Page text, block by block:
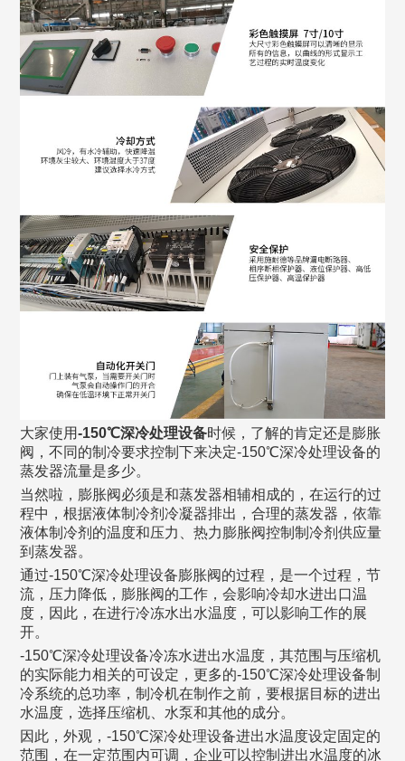
大家使用-150℃深冷处理设备时候，了解的肯定还是膨胀
阀，不同的制冷要求控制下来决定-150℃深冷处理设备的
蒸发器流量是多少。
当然啦，膨胀阀必须是和蒸发器相辅相成的，在运行的过
程中，根据液体制冷剂冷凝器排出，合理的蒸发器，依靠
液体制冷剂的温度和压力、热力膨胀阀控制制冷剂供应量
到蒸发器。
通过-150℃深冷处理设备膨胀阀的过程，是一个过程，节
流，压力降低，膨胀阀的工作，会影响冷却水进出口温
度，因此，在进行冷冻水出水温度，可以影响工作的展
开。
-150℃深冷处理设备冷冻水进出水温度，其范围与压缩机
的实际能力相关的可设定，更多的-150℃深冷处理设备制
冷系统的总功率，制冷机在制作之前，要根据目标的进出
水温度，选择压缩机、水泵和其他的成分。
因此，外观，-150℃深冷处理设备进出水温度设定固定的
范围，在一定范围内可调，企业可以控制进出水温度的冰